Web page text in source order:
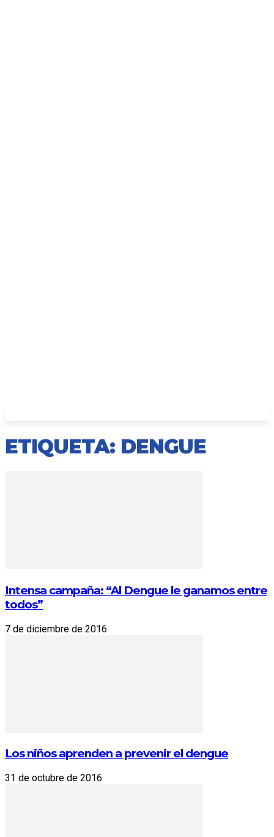
ETIQUETA: DENGUE
Intensa campaña: “Al Dengue le ganamos entre
todos”
7 de diciembre de 2016
Los niños aprenden a prevenir el dengue
31 de octubre de 2016